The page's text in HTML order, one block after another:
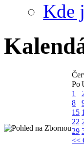
Kde
Po
1
8
15
22
29
<<